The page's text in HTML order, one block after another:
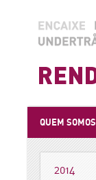
QUEM SOMOS
2014